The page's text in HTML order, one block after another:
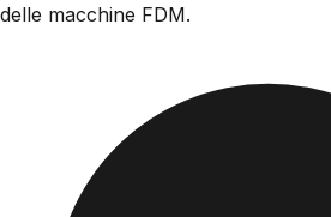
delle macchine FDM.